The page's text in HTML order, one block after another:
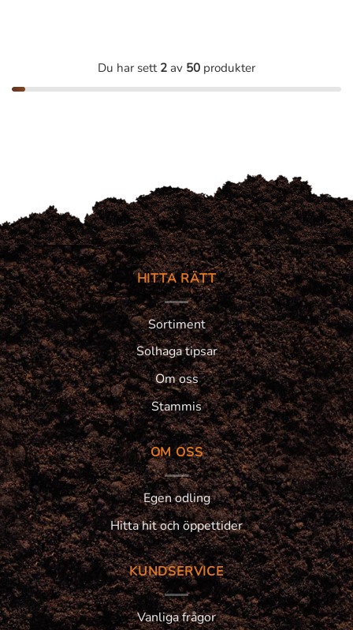
Du har sett 2 av 50 produkter
HITTA RÄTT
Sortiment
Solhaga tipsar
Om oss
Stammis
OM OSS
Egen odling
Hitta hit och öppettider
KUNDSERVICE
Vanliga frågor